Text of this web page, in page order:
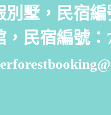
別墅，民宿
，民宿編號